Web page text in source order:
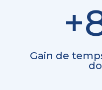
Gain de